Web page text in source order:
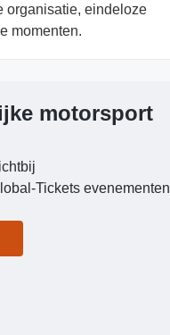
organisatie, eindeloze
momenten.
motorsport
Tickets evenementen